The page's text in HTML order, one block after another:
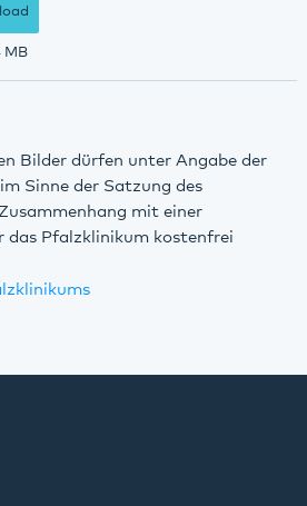
MB
Bilder dürfen unter Angabe der
Sinne der Satzung des
mit einer
Pfalzklinikum kostenfrei